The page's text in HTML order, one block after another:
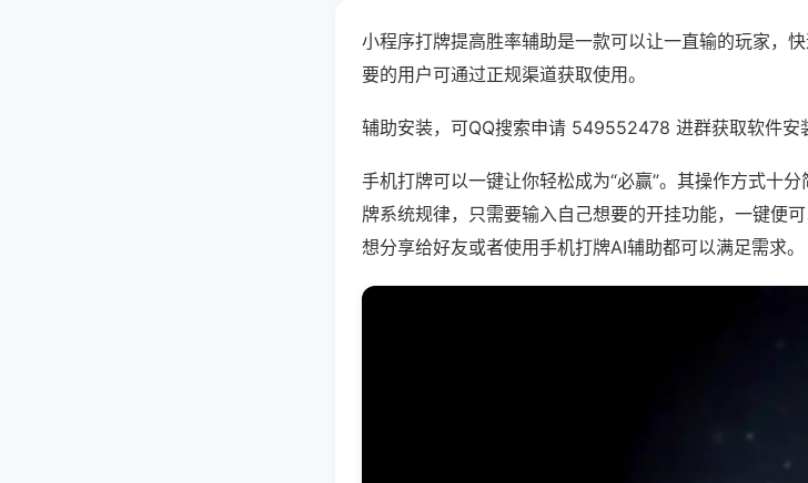
小程序打牌提高胜率辅助是一款可以让一直输的玩家，
要的用户可通过正规渠道获取使用。
辅助安装，可QQ搜索申请 549552478 进群获取软件安
手机打牌可以一键让你轻松成为“必赢”。其操作方式十
牌系统规律，只需要输入自己想要的开挂功能，一键便
想分享给好友或者使用手机打牌AI辅助都可以满足需求。